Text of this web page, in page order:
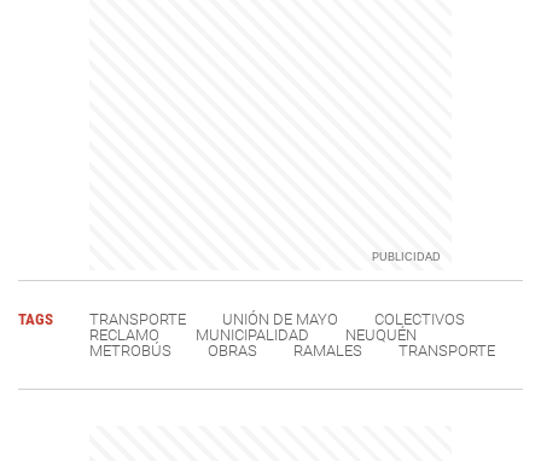
TAGS TRANSPORTE UNIÓN DE MAYO
COLECTIVOS
RECLAMO
MUNICIPALIDAD
NEUQUÉN
METROBÚS
OBRAS RAMALES TRANSPORTE